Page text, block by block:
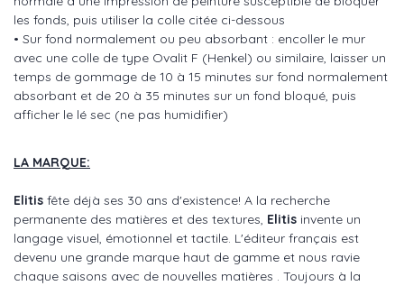
les fonds, puis utiliser la colle citée ci-dessous
• Sur fond normalement ou peu absorbant : encoller le mur
avec une colle de type Ovalit F (Henkel) ou similaire, laisser un
temps de gommage de 10 à 15 minutes sur fond normalement
absorbant et de 20 à 35 minutes sur un fond bloqué, puis
afficher le lé sec (ne pas humidifier)
LA MARQUE:
Elitis fête déjà ses 30 ans d'existence! A la recherche
permanente des matières et des textures, Elitis invente un
langage visuel, émotionnel et tactile. L'éditeur français est
devenu une grande marque haut de gamme et nous ravie
chaque saisons avec de nouvelles matières . Toujours à la